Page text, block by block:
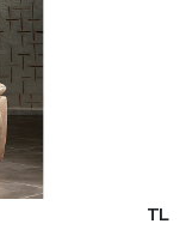
TL